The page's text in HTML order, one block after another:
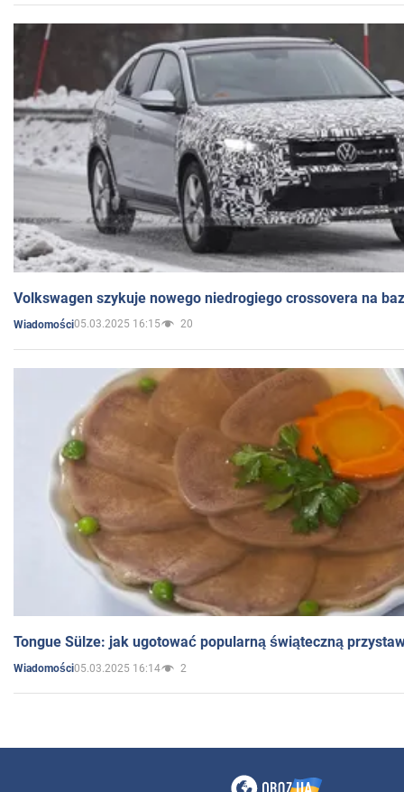
Volkswagen szykuje nowego niedrogiego crossovera na
Wiadomości05.03.2025 16:15 20
Tongue Sülze: jak ugotować popularną świąteczną
Wiadomości05.03.2025 16:14 2